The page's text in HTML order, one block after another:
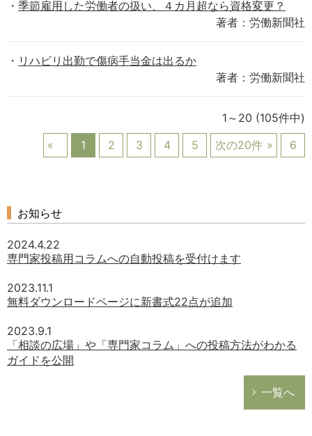
季節雇用した労働者の扱い、４カ月超なら資格変更？
著者：労働新聞社
リハビリ出勤で傷病手当金は出るか
著者：労働新聞社
1～20 (105件中)
1
2 3 4 5 次の20件 6
お知らせ
2024.4.22
専門家投稿用コラムへの自動投稿を受付けます
2023.11.1
無料ダウンロードページに新書式22点が追加
2023.9.1
「相談の広場」や「専門家コラム」への投稿方法がわかる
ガイドを公開
一覧へ